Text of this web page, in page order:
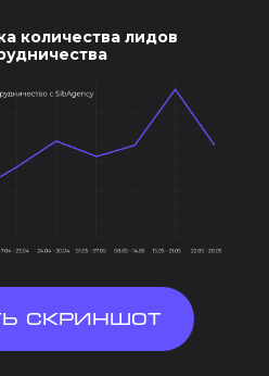
количества лидов
скриншот